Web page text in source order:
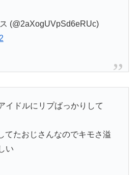
(@2aXogUVpSd6eRUc)
イドルにリプばっかりして
てたおじさんなのでキモさ溢
い